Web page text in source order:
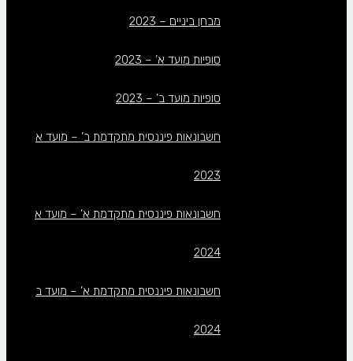
מבחן ביניים – 2023
סופיות מועד א’ – 2023
סופיות מועד ב’ – 2023
חשבונאות פיננסית מתקדמת ב’ – מועד א
2023
חשבונאות פיננסית מתקדמת א’ – מועד א
2024
חשבונאות פיננסית מתקדמת א’ – מועד ב
2024